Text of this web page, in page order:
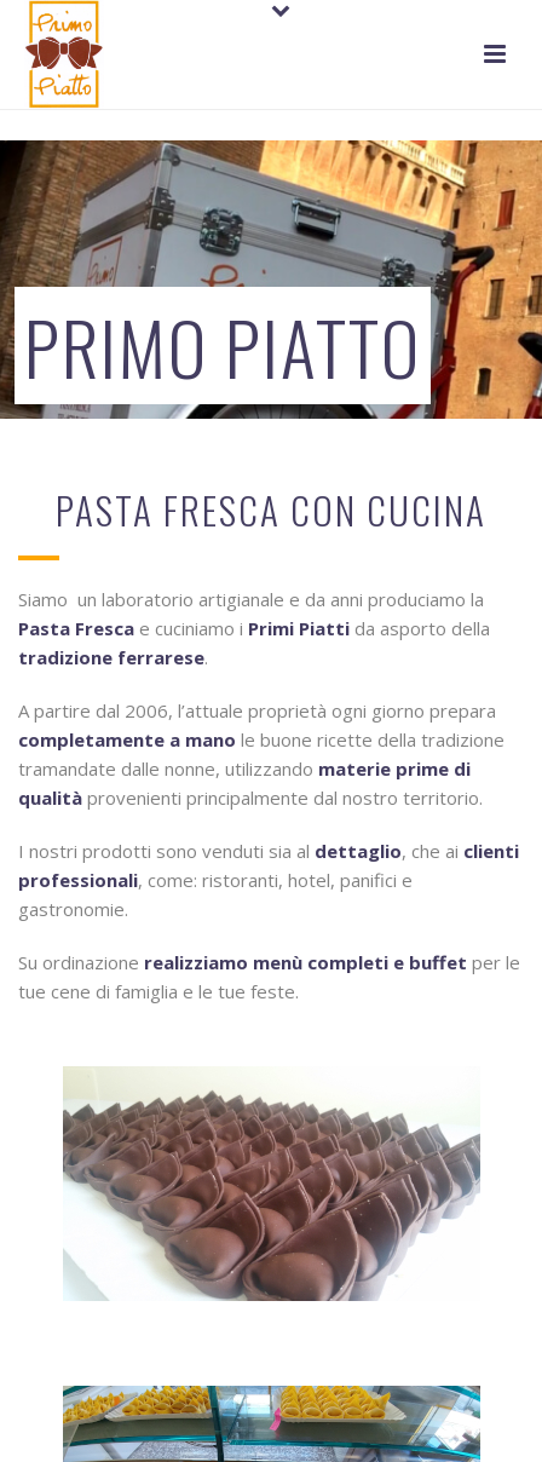
PRIMO PIATTO
PASTA FRESCA CON CUCINA
Siamo un laboratorio artigianale e da anni produciamo la
Pasta Fresca e cuciniamo i Primi Piatti da asporto della
tradizione ferrarese.
A partire dal 2006, l’attuale proprietà ogni giorno prepara
completamente a mano le buone ricette della tradizione
tramandate dalle nonne, utilizzando materie prime di
qualità provenienti principalmente dal nostro territorio.
I nostri prodotti sono venduti sia al dettaglio, che ai clienti
professionali, come: ristoranti, hotel, panifici e
gastronomie.
Su ordinazione realizziamo menù completi e buffet per le
tue cene di famiglia e le tue feste.